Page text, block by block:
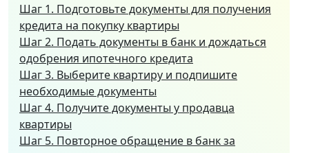
Шаг 1. Подготовьте документы для получения
кредита на покупку квартиры
Шаг 2. Подать документы в банк и дождаться
одобрения ипотечного кредита
Шаг 3. Выберите квартиру и подпишите
необходимые документы
Шаг 4. Получите документы у продавца
квартиры
Шаг 5. Повторное обращение в банк за